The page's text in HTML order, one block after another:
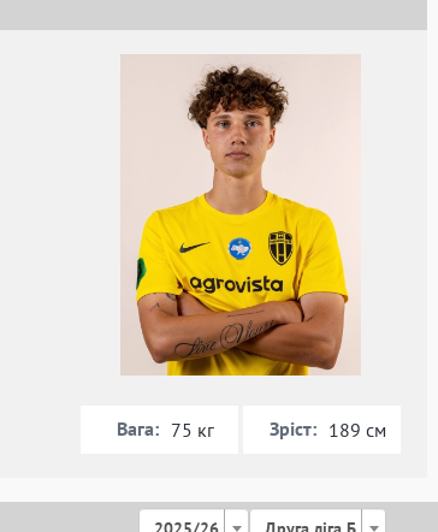
Вага: 75 кг Зріст: 189 см